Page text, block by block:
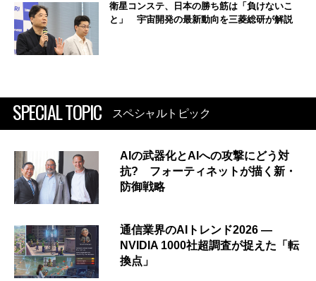
衛星コンステ、日本の勝ち筋は「負けないこ
と」 宇宙開発の最新動向を三菱総研が解説
SPECIAL TOPIC スペシャルトピック
AIの武器化とAIへの攻撃にどう対
抗? フォーティネットが描く新・
防御戦略
通信業界のAIトレンド2026 ―
NVIDIA 1000社超調査が捉えた「転
換点」